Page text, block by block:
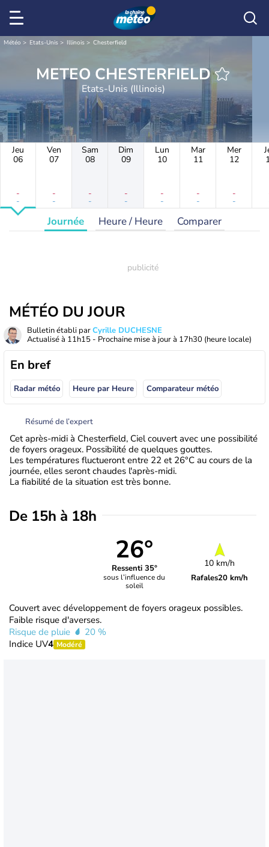
Météo Etats-Unis Illinois Chesterfield
METEO CHESTERFIELD
Etats-Unis (Illinois)
Jeu
06
-
-
Ven
07
-
-
Sam
08
-
-
Dim
09
-
-
Lun
10
-
-
Mar
11
-
-
Mer
12
-
-
Journée Heure / Heure Comparer
MÉTÉO DU JOUR
Bulletin établi parCyrille DUCHESNE
Actualisé à 11h15 - Prochaine mise à jour à 17h30 (heure locale)
En bref
Radar météo Heure par Heure Comparateur météo
Résumé de l’expert
Cet après-midi à Chesterfield, Ciel couvert avec une possibilité
de foyers orageux. Possibilité de quelques gouttes.
Les températures fluctueront entre 22 et 26°C au cours de la
journée, elles seront chaudes l'après-midi.
La fiabilité de la situation est très bonne.
De 15h à 18h
26°
Ressenti 35°
sous l’influence du
soleil
10 km/h
Rafales20 km/h
Couvert avec développement de foyers orageux possibles.
Faible risque d'averses.
Risque de pluie
20 %
Indice UV4 Modéré